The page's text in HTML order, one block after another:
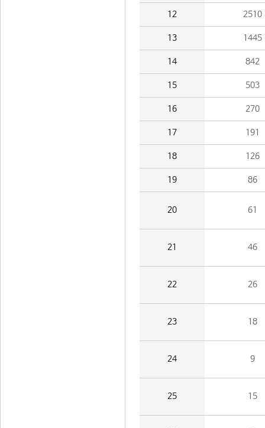
12 2510
13 1445
14 842
15 503
16 270
17 191
18 126
19 86
20 61
21 46
22 26
23 18
24 9
25 15